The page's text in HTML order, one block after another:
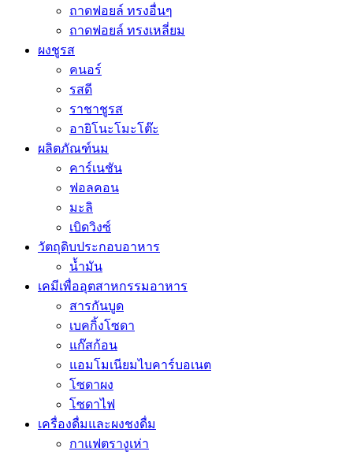
ถาดฟอยล์ ทรงอื่นๆ
ถาดฟอยล์ ทรงเหลี่ยม
ผงชูรส
คนอร์
รสดี
ราชาชูรส
อายิโนะโมะโต๊ะ
ผลิตภัณฑ์นม
คาร์เนชัน
ฟอลคอน
มะลิ
เบิดวิงซ์
วัตถุดิบประกอบอาหาร
น้ำมัน
เคมีเพื่ออุตสาหกรรมอาหาร
สารกันบูด
เบคกิ้งโซดา
แก๊สก้อน
แอมโมเนียมไบคาร์บอเนต
โซดาผง
โซดาไฟ
เครื่องดื่มและผงชงดื่ม
กาแฟตรางูเห่า